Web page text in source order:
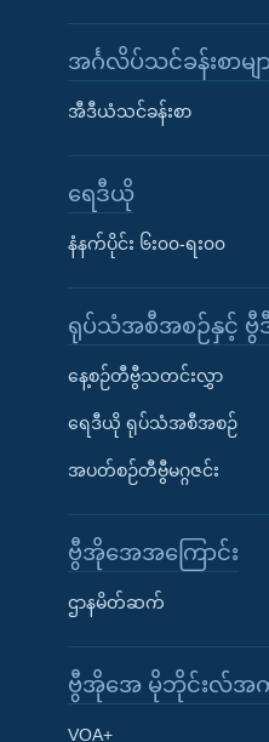
Learning English
အင်္ဂလိပ်သင်ခန်းစာမျာ
အီဒီယံသင်ခန်းစာ
ရေဒီယို
နံနက်ပိုင်း ၆း၀၀-ရး၀၀
ရုပ်သံအစီအစဉ်နှင့် ဗွီ
နေ့စဉ်တီဗွီသတင်းလွှာ
ရေဒီယို ရုပ်သံအစီအစဉ်
အပတ်စဉ်တီဗွီမဂ္ဂဇင်း
ဗွီအိုအေအကြောင်း
ဌာနမိတ်ဆက်
ဗွီအိုအေ မိုဘိုင်းလ်အက်
VOA+